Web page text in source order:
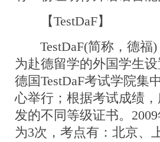
【TestDaF】
TestDaF(简称，德福)
为赴德留学的外国学生
德国TestDaF考试学院集
心举行；根据考试成绩
发的不同等级证书。
为3次，考点有：北京、